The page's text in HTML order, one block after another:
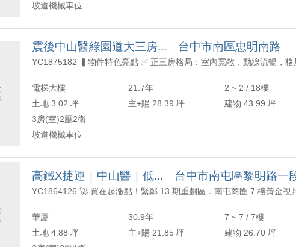
坡道機械車位
震後中山醫綠園道大三房... 台中市南區忠明南路
電梯大樓 21.7年
2 ~ 2 / 18樓
土地 3.02 坪
主+陽 28.39 坪
建物 43.99 坪
3房(室)2廳2衛
坡道機械車位
高鐵X捷運｜中山醫｜低... 台中市南屯區黎明路一
華廈 30.9年
7 ~ 7 / 7樓
土地 4.88 坪
主+陽 21.85 坪
建物 26.70 坪